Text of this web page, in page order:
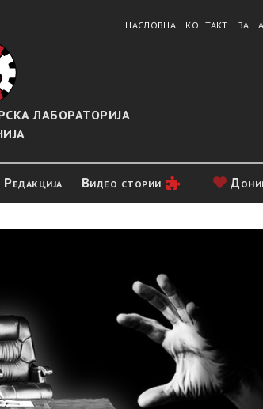
НАСЛОВНА КОНТАКТ ЗА
ЛАБОРАТОРИЈА
Видео стории